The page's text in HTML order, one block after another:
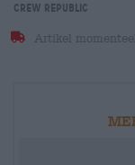
Crew Republic
Artikel